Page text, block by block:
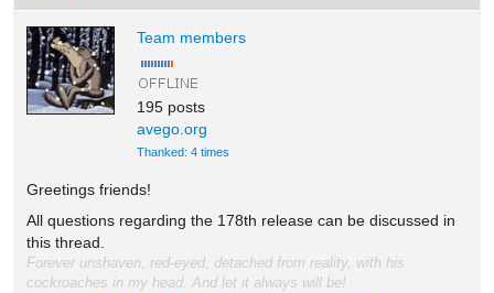
Team members
195 posts
avego.org
Thanked: 4 times
Greetings friends!
All questions regarding the 178th release can be discussed in
this thread.
Forever unshaven, red-eyed, detached from reality, with his
cockroaches in my head. And let it always will be!